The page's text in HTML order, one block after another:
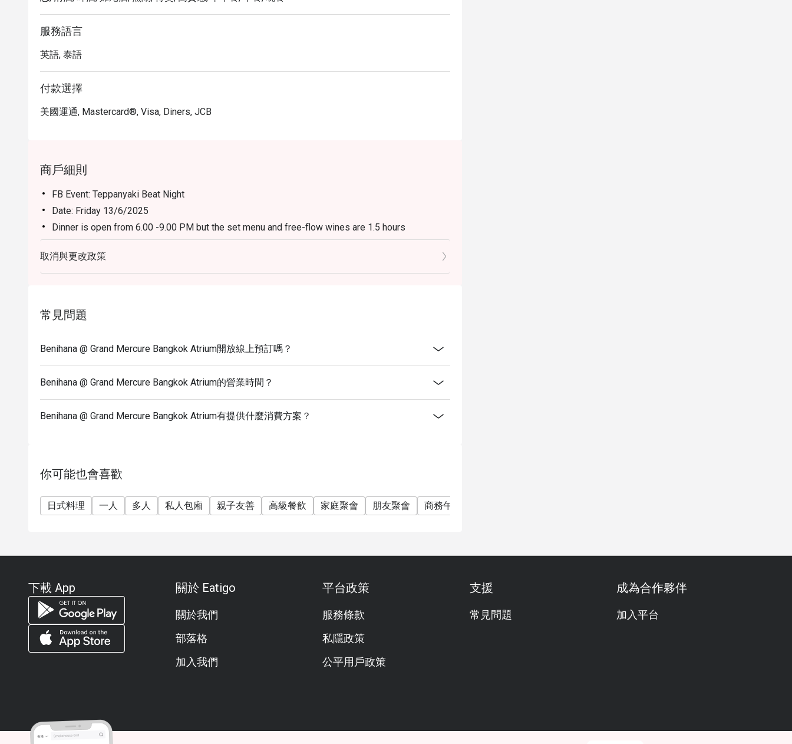
服務語言
英語, 泰語
付款選擇
美國運通, Mastercard®, Visa, Diners, JCB
商戶細則
FB Event: Teppanyaki Beat Night
Date: Friday 13/6/2025
Dinner is open from 6.00 -9.00 PM but the set menu and free-flow wines are 1.5 hours
Venue: Benihana Restaurant (2nd floor)
Entertainment: DJ Ann from 6.00 – 9.00 PM
Please note that Prices after discount is subject to 10% service charge and applicable
* The restaurant reserves the right not to allow sitting at the table together if 2 or more bookings
have been made.
*Special menu in festive season - special price do not apply for discount.
Brunch
Opening day: Monday to Sunday
Opening hour: 12:00-21:00 (A la Carte Menu)
取消與更改政策
常見問題
Benihana @ Grand Mercure Bangkok Atrium開放線上預訂嗎？
Benihana @ Grand Mercure Bangkok Atrium的營業時間？
Benihana @ Grand Mercure Bangkok Atrium有提供什麼消費方案？
你可能也會喜歡
日式料理 一人 多人 私人包廂 親子友善 高級餐飲 家庭聚會 朋友聚會 商務午餐
下載 App 關於 Eatigo
關於我們
部落格
加入我們
平台政策
服務條款
私隱政策
公平用戶政策
支援
常見問題
成為合作夥伴
加入平台